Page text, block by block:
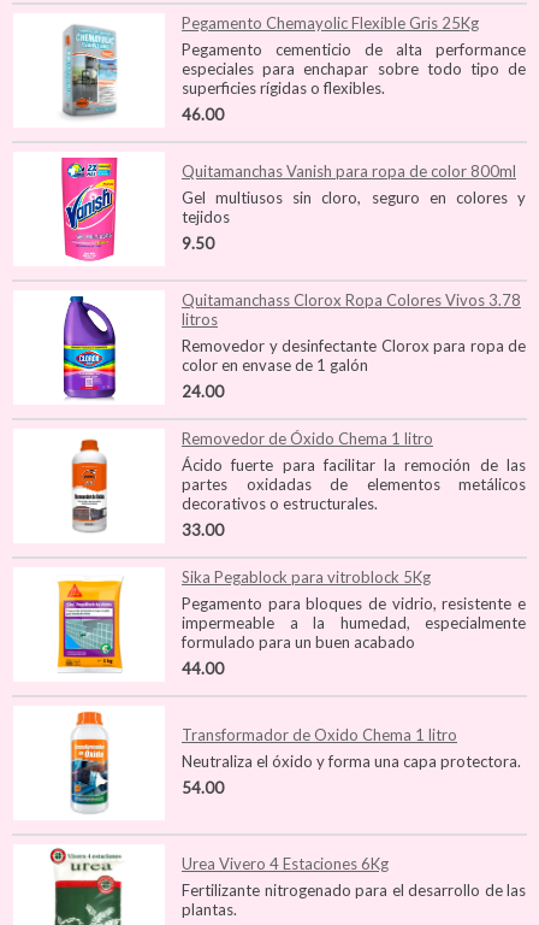
Pegamento Chemayolic Flexible Gris 25Kg
Pegamento cementicio de alta performance
especiales para enchapar sobre todo tipo de
superficies rígidas o flexibles.
46.00
Quitamanchas Vanish para ropa de color 800ml
Gel multiusos sin cloro, seguro en colores y
tejidos
9.50
Quitamanchass Clorox Ropa Colores Vivos 3.78
litros
Removedor y desinfectante Clorox para ropa de
color en envase de 1 galón
24.00
Removedor de Óxido Chema 1 litro
Ácido fuerte para facilitar la remoción de las
partes oxidadas de elementos metálicos
decorativos o estructurales.
33.00
Sika Pegablock para vitroblock 5Kg
Pegamento para bloques de vidrio, resistente e
impermeable a la humedad, especialmente
formulado para un buen acabado
44.00
Transformador de Oxido Chema 1 litro
Neutraliza el óxido y forma una capa protectora.
54.00
Urea Vivero 4 Estaciones 6Kg
Fertilizante nitrogenado para el desarrollo de las
plantas.